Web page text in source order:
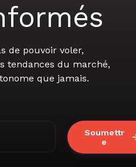
de pouvoir voler,
tendances du marché,
que jamais.